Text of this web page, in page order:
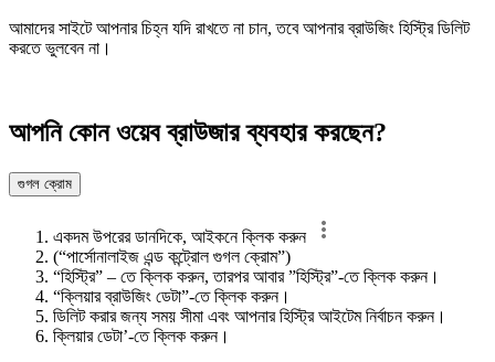
আমাদের সাইটে আপনার চিহ্ন যদি রাখতে না চান, তবে আপনার ব্রাউজিং হিস্ট্রি ডিলিট
করতে ভুলবেন না।
আপনি কোন ওয়েব ব্রাউজার ব্যবহার করছেন?
গুগল ক্রোম
একদম উপরের ডানদিকে, আইকনে ক্লিক করুন
(“পার্সোনালাইজ এন্ড কন্ট্রোল গুগল ক্রোম”)
“হিস্ট্রি” – তে ক্লিক করুন, তারপর আবার ”হিস্ট্রি”-তে ক্লিক করুন।
“ক্লিয়ার ব্রাউজিং ডেটা”-তে ক্লিক করুন।
ডিলিট করার জন্য সময় সীমা এবং আপনার হিস্ট্রি আইটেম নির্বাচন করুন।
ক্লিয়ার ডেটা’-তে ক্লিক করুন।